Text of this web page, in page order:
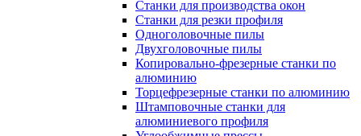
Станки для производства окон
Станки для резки профиля
Одноголовочные пилы
Двухголовочные пилы
Копировально-фрезерные станки по
алюминию
Торцефрезерные станки по алюминию
Штамповочные станки для
алюминиевого профиля